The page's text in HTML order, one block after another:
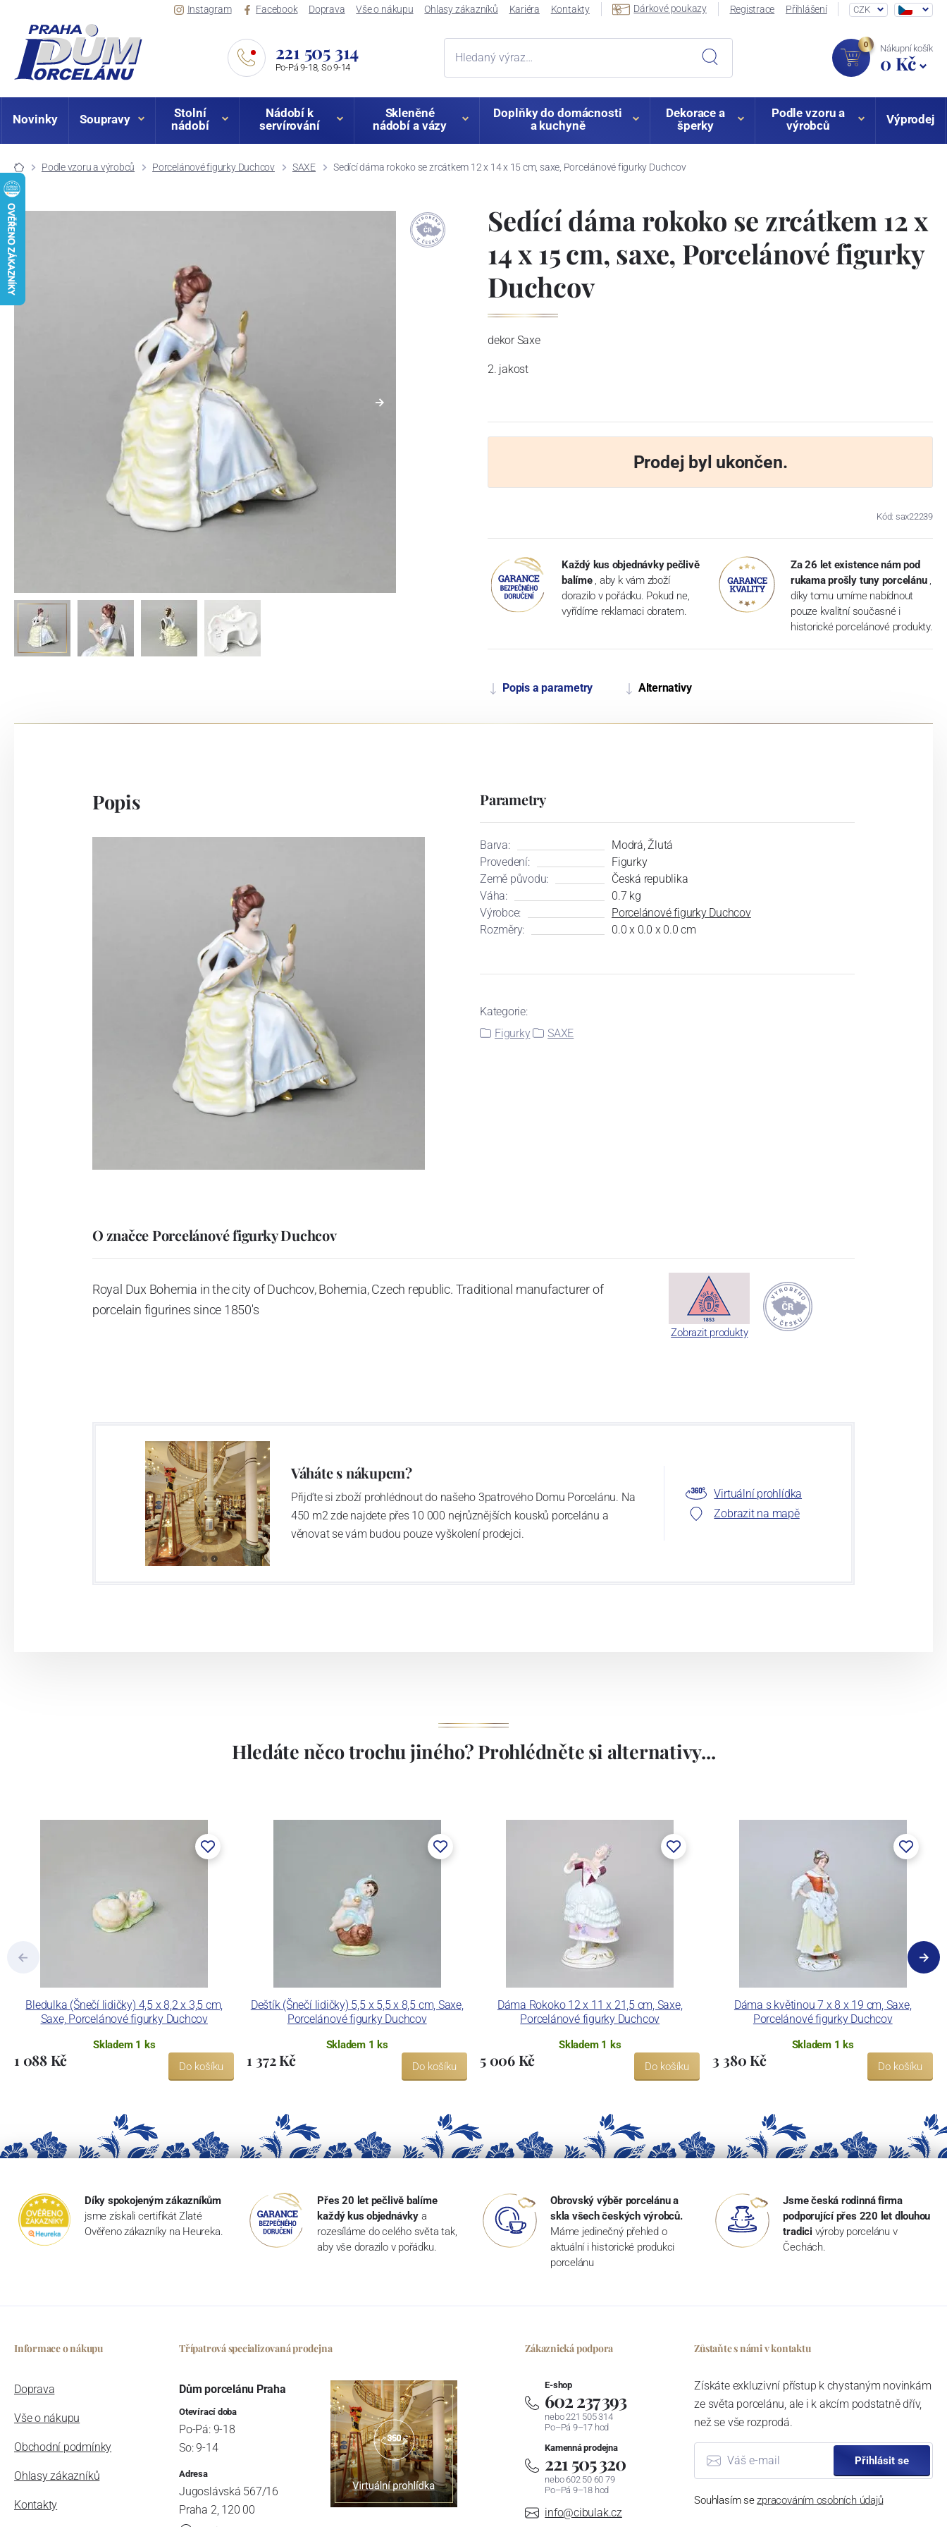
Instagram Facebook Doprava Vše o nákupu Ohlasy zákazníků Kariéra Kontakty Dárkové poukazy Registrace Přihlášení CZK
221 505 314
Po-Pá 9-18, So 9-14
0 Nákupní košík
0 Kč
Novinky Soupravy
Stolní
nádobí
Nádobí k
servírování
Skleněné
nádobí a vázy
Doplňky do domácnosti
a kuchyně
Dekorace a
šperky
Podle vzoru a
výrobců
Výprodej
Podle vzoru a výrobců Porcelánové figurky Duchcov SAXE Sedící dáma rokoko se zrcátkem 12 x 14 x 15 cm, saxe, Porcelánové figurky Duchcov
Sedící dáma rokoko se zrcátkem 12 x
14 x 15 cm, saxe, Porcelánové figurky
Duchcov
dekor Saxe
2. jakost
Prodej byl ukončen.
Kód: sax22239
Každý kus objednávky pečlivě
balíme , aby k vám zboží
dorazilo v pořádku. Pokud ne,
vyřídíme reklamaci obratem.
Za 26 let existence nám pod
rukama prošly tuny porcelánu ,
díky tomu umíme nabídnout
pouze kvalitní současné i
historické porcelánové produkty.
Popis a parametry Alternativy
Popis Parametry
Barva:
Modrá, Žlutá
Provedení:
Figurky
Země původu:
Česká republika
Váha:
0.7 kg
Výrobce:
Porcelánové figurky Duchcov
Rozměry:
0.0 x 0.0 x 0.0 cm
Kategorie:
Figurky
SAXE
O značce Porcelánové figurky Duchcov
Royal Dux Bohemia in the city of Duchcov, Bohemia, Czech republic. Traditional manufacturer of
porcelain figurines since 1850's
Zobrazit produkty
Váháte s nákupem?
Přijďte si zboží prohlédnout do našeho 3patrového Domu Porcelánu. Na
450 m2 zde najdete přes 10 000 nejrůznějších kousků porcelánu a
věnovat se vám budou pouze vyškolení prodejci.
Virtuální prohlídka
Zobrazit na mapě
Hledáte něco trochu jiného? Prohlédněte si alternativy...
Bledulka (Šnečí lidičky) 4,5 x 8,2 x 3,5 cm,
Saxe, Porcelánové figurky Duchcov
Skladem 1 ks
1 088 Kč Do košíku
Deštík (Šnečí lidičky) 5,5 x 5,5 x 8,5 cm, Saxe,
Porcelánové figurky Duchcov
Skladem 1 ks
1 372 Kč Do košíku
Dáma Rokoko 12 x 11 x 21,5 cm, Saxe,
Porcelánové figurky Duchcov
Skladem 1 ks
5 006 Kč Do košíku
Dáma s květinou 7 x 8 x 19 cm, Saxe,
Porcelánové figurky Duchcov
Skladem 1 ks
3 380 Kč Do košíku
Díky spokojeným zákazníkům
jsme získali certifikát Zlaté
Ověřeno zákazníky na Heureka.
Přes 20 let pečlivě balíme
každý kus objednávky a
rozesíláme do celého světa tak,
aby vše dorazilo v pořádku.
Obrovský výběr porcelánu a
skla všech českých výrobců.
Máme jedinečný přehled o
aktuální i historické produkci
porcelánu
Jsme česká rodinná firma
podporující přes 220 let dlouhou
tradici výroby porcelánu v
Čechách.
Informace o nákupu
Doprava
Vše o nákupu
Obchodní podmínky
Ohlasy zákazníků
Kontakty
Třípatrová specializovaná prodejna
Dům porcelánu Praha
Otevírací doba
Po-Pá: 9-18
So: 9-14
Adresa
Jugoslávská 567/16
Praha 2, 120 00
Zákaznická podpora
E-shop
602 237 393
nebo 221 505 314
Po–Pá 9–17 hod
Kamenná prodejna
221 505 320
nebo 602 50 60 79
Po–Pá 9–18 hod
info@cibulak.cz
Zůstaňte s námi v kontaktu
Získáte exkluzivní přístup k chystaným novinkám
ze světa porcelánu, ale i k akcím podstatně dřív,
než se vše rozprodá.
Přihlásit se
Souhlasím sezpracováním osobních údajů